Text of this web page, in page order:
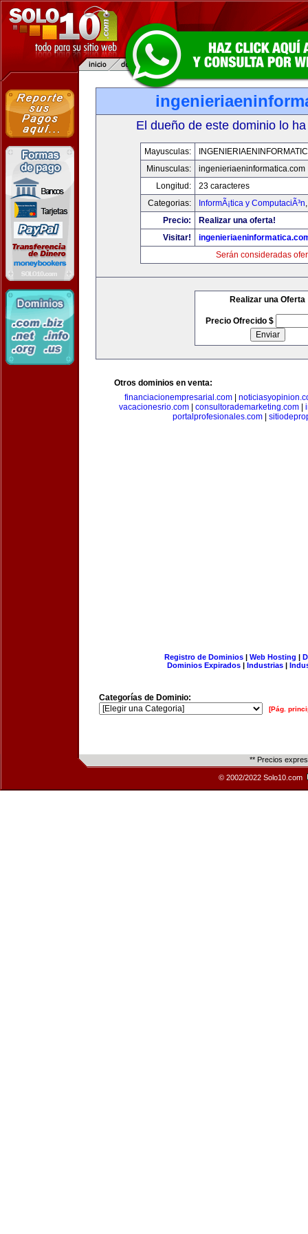
El dueño de este dominio lo
Mayusculas:
Minusculas:
ingenieriaeninformatica.com
Longitud:
23 caracteres
Categorias:
InformÃ¡tica y ComputaciÃ³n
Precio:
Realizar una oferta!
Visitar!
Serán consideradas
Realizar una Oferta
Precio Ofrecido $
Otros dominios en venta:
financiacionempresarial.com
vacacionesrio.com
consultorademarketing.com
portalprofesionales.com|
Registro de Dominios| Web Hosting |
Dominios Expirados | Industrias |
Categorías de Dominio:
[Pág.
** Precios
© 2002/2022 Solo10.com